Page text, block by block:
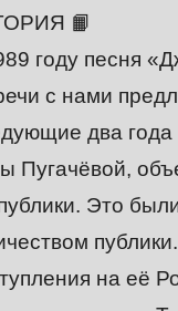
📙
году песня
с нами
два года
Пугачёвой,
Это
на её